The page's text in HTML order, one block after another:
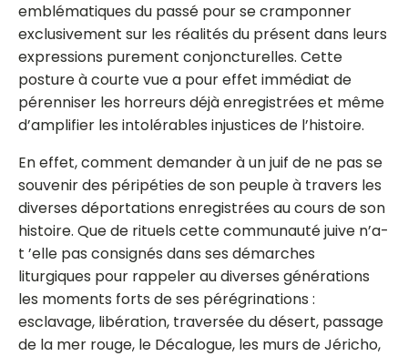
emblématiques du passé pour se cramponner
exclusivement sur les réalités du présent dans leurs
expressions purement conjoncturelles. Cette
posture à courte vue a pour effet immédiat de
pérenniser les horreurs déjà enregistrées et même
d’amplifier les intolérables injustices de l’histoire.
En effet, comment demander à un juif de ne pas se
souvenir des péripéties de son peuple à travers les
diverses déportations enregistrées au cours de son
histoire. Que de rituels cette communauté juive n’a-
t ’elle pas consignés dans ses démarches
liturgiques pour rappeler au diverses générations
les moments forts de ses pérégrinations :
esclavage, libération, traversée du désert, passage
de la mer rouge, le Décalogue, les murs de Jéricho,